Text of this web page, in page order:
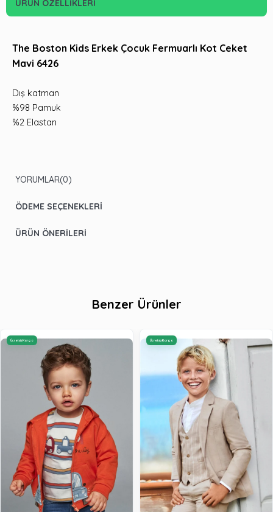
ÜRÜN ÖZELLIKLERI
The Boston Kids Erkek Çocuk Fermuarlı Kot Ceket
Mavi 6426
Dış katman
%98 Pamuk
%2 Elastan
YORUMLAR(0)
ÖDEME SEÇENEKLERI
ÜRÜN ÖNERILERI
Benzer Ürünler
Ücretsiz Kargo Ücretsiz Kargo